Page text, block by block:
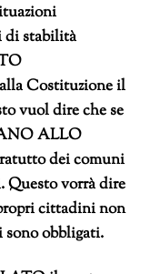
di stabilità
Costituzione il
vuol dire che se
ALLO
dei comuni
Questo vorrà dire
cittadini non
sono obbligati.